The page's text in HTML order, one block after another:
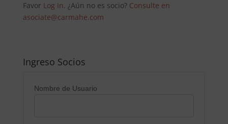
Favor Log In. ¿Aún no es socio? Consulte en
asociate@carmahe.com
Ingreso Socios
Nombre de Usuario